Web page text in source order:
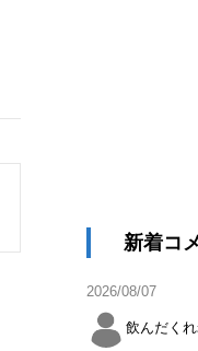
新着コ
2026/08/07
飲んだく